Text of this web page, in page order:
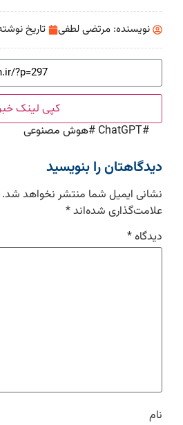
نویسنده: مرتضی لطفی تاریخ
کپی لینک
#
ChatGPT
#هوش مصنوعی
دیدگاهتان را بنویسید
نشانی ایمیل شما منتشر نخواهد شد.
علامت‌گذاری شده‌اند*
دیدگاه*
نام